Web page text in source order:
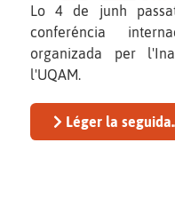
Lo 4 de junh
conferéncia
organizada per
l'UQAM.
Léger la